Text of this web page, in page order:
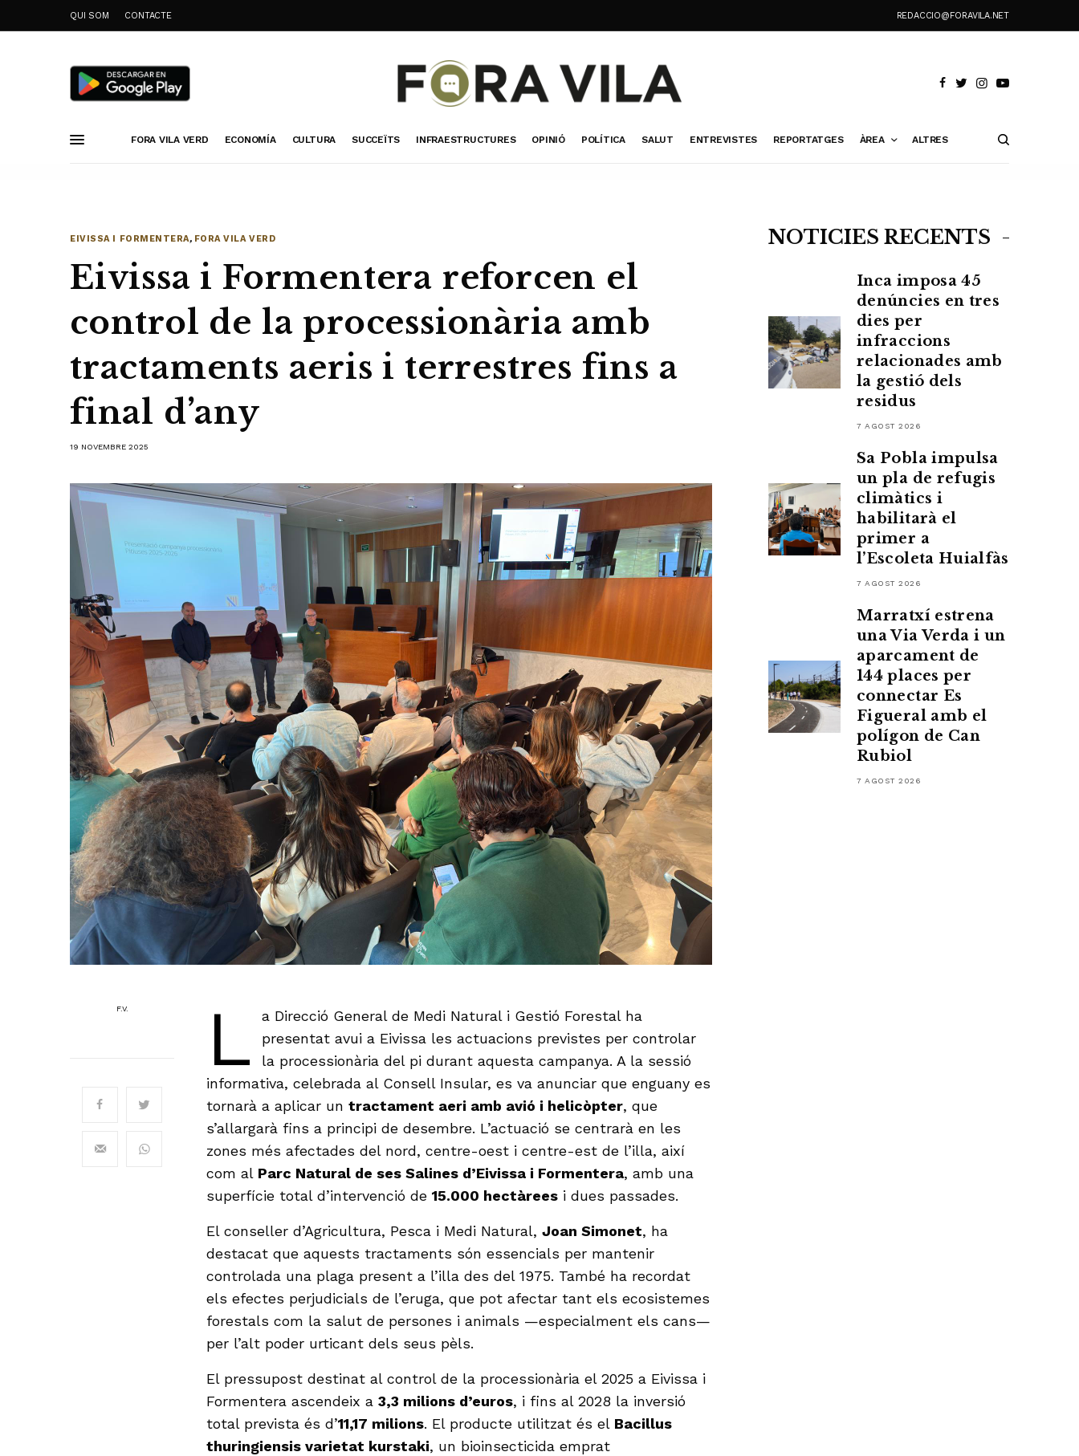
QUI SOM CONTACTE REDACCIO@FORAVILA.NET
FORA VILA VERD ECONOMÍA CULTURA SUCCEÏTS INFRAESTRUCTURES OPINIÓ POLÍTICA SALUT ENTREVISTES REPORTATGES ÀREA ALTRES
EIVISSA I FORMENTERA, FORA VILA VERD
Eivissa i Formentera reforcen el
control de la processionària amb
tractaments aeris i terrestres fins a
final d’any
19 NOVEMBRE 2025
F.V. L
a Direcció General de Medi Natural i Gestió Forestal ha
presentat avui a Eivissa les actuacions previstes per controlar
la processionària del pi durant aquesta campanya. A la sessió
informativa, celebrada al Consell Insular, es va anunciar que enguany es
tornarà a aplicar untractament aeri amb avió i helicòpter, que
s’allargarà fins a principi de desembre. L’actuació se centrarà en les
zones més afectades del nord, centre-oest i centre-est de l’illa, així
com al Parc Natural de ses Salines d’Eivissa i Formentera, amb una
superfície total d’intervenció de15.000 hectàrees i dues passades.
El conseller d’Agricultura, Pesca i Medi Natural,Joan Simonet, ha
destacat que aquests tractaments són essencials per mantenir
controlada una plaga present a l’illa des del 1975. També ha recordat
els efectes perjudicials de l’eruga, que pot afectar tant els ecosistemes
forestals com la salut de persones i animals —especialment els cans—
per l’alt poder urticant dels seus pèls.
El pressupost destinat al control de la processionària el 2025 a Eivissa i
Formentera ascendeix a3,3 milions d’euros, i fins al 2028 la inversió
total prevista és d’11,17 milions. El producte utilitzat és el Bacillus
thuringiensis varietat kurstaki, un bioinsecticida emprat
NOTÍCIES RECENTS
Inca imposa 45
denúncies en tres
dies per
infraccions
relacionades amb
la gestió dels
residus
7 AGOST 2026
Sa Pobla impulsa
un pla de refugis
climàtics i
habilitarà el
primer a
l’Escoleta Huialfàs
7 AGOST 2026
Marratxí estrena
una Via Verda i un
aparcament de
144 places per
connectar Es
Figueral amb el
polígon de Can
Rubiol
7 AGOST 2026